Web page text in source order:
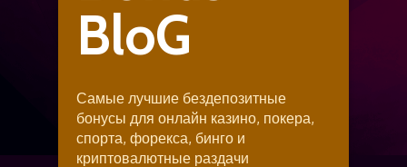
BloG
Самые лучшие бездепозитные
бонусы для онлайн казино, покера,
спорта, форекса, бинго и
криптовалютные раздачи